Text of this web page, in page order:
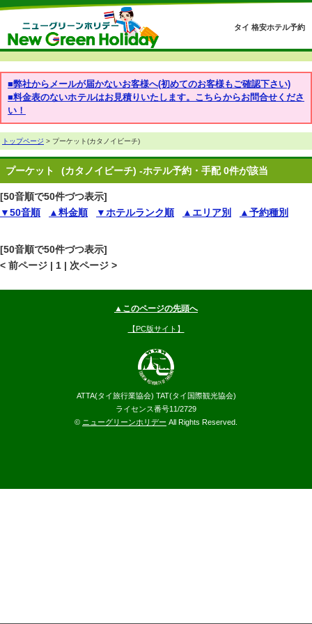
タイ 格安ホテル予約
■弊社からメールが届かないお客様へ(初めてのお客様もご確認下さい)
■料金表のないホテルはお見積りいたします。こちらからお問合せくださ
い！
トップページ > プーケット(カタノイビーチ)
プーケット (カタノイビーチ) -ホテル予約・手配 0件が該当
[50音順で50件づつ表示]
▼50音順
▲料金順 ▼ホテルランク順 ▲エリア別 ▲予約種別
[50音順で50件づつ表示]
< 前ページ | 1 | 次ページ >
▲このページの先頭へ
【PC版サイト】
ATTA(タイ旅行業協会) TAT(タイ国際観光協会)
ライセンス番号11/2729
© ニューグリーンホリデー All Rights Reserved.